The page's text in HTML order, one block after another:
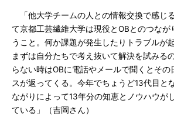
「他大学チームの人との情報交換で感じ
て京都工芸繊維大学は現役とOBとのつなが
うこと。何か課題が発生したりトラブルが
まずは自分たちで考え抜いて解決を試みる
らない時はOBに電話やメールで聞くとその
スが返ってくる。今年でちょうど13代目と
ながりによって13年分の知恵とノウハウが
ている」（吉岡さん）